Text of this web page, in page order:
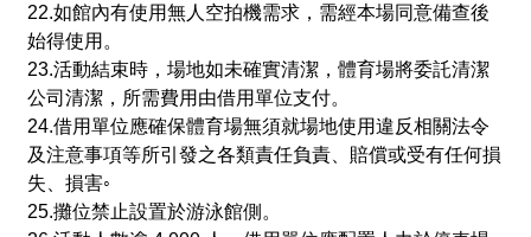
22.如館內有使用無人空拍機需求，需經本場同意備查後
始得使用。
23.活動結束時，場地如未確實清潔，體育場將委託清潔
公司清潔，所需費用由借用單位支付。
24.借用單位應確保體育場無須就場地使用違反相關法令
及注意事項等所引發之各類責任負責、賠償或受有任何損
失、損害◦
25.攤位禁止設置於游泳館側。